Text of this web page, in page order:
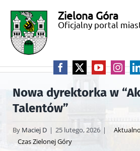
zawartości
Miasto
Zielona
Góra
Zielona Góra
Oficjalny portal
Facebook
X YouTube
Nowa dyrektorka w
Talentów”
By Maciej D | 25 lutego, 2026 |
Czas Zielonej Góry